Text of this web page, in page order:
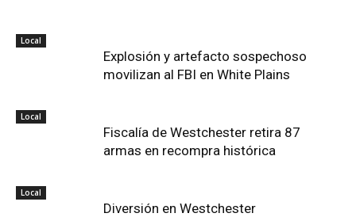
Local
Explosión y artefacto sospechoso
movilizan al FBI en White Plains
Local
Fiscalía de Westchester retira 87
armas en recompra histórica
Local
Diversión en Westchester